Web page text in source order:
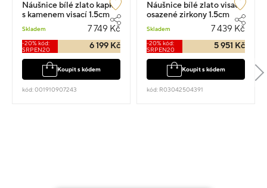
Náušnice bílé zlato kapka
s kamenem visací 1.5cm
Skladem 7 749 Kč
-20% kód:
SRPEN20
6 199 Kč
Koupit s kódem
kód: 001910907243
Náušnice bílé zlato visací
osazené zirkony 1.5cm
Skladem 7 439 Kč
-20% kód:
SRPEN20
5 951 Kč
Koupit s kódem
kód: R03042504391